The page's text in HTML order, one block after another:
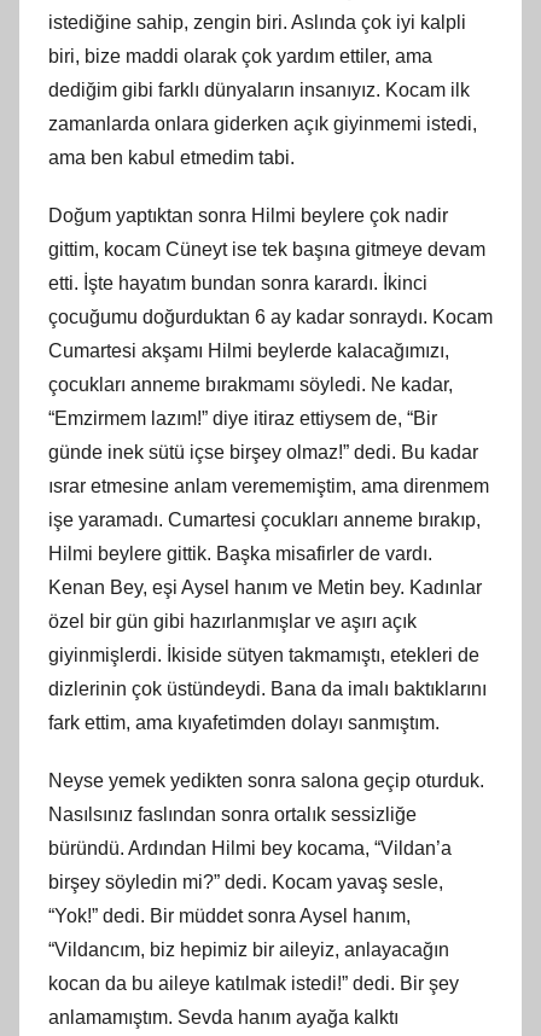
istediğine sahip, zengin biri. Aslında çok iyi kalpli
biri, bize maddi olarak çok yardım ettiler, ama
dediğim gibi farklı dünyaların insanıyız. Kocam ilk
zamanlarda onlara giderken açık giyinmemi istedi,
ama ben kabul etmedim tabi.
Doğum yaptıktan sonra Hilmi beylere çok nadir
gittim, kocam Cüneyt ise tek başına gitmeye devam
etti. İşte hayatım bundan sonra karardı. İkinci
çocuğumu doğurduktan 6 ay kadar sonraydı. Kocam
Cumartesi akşamı Hilmi beylerde kalacağımızı,
çocukları anneme bırakmamı söyledi. Ne kadar,
“Emzirmem lazım!” diye itiraz ettiysem de, “Bir
günde inek sütü içse birşey olmaz!” dedi. Bu kadar
ısrar etmesine anlam verememiştim, ama direnmem
işe yaramadı. Cumartesi çocukları anneme bırakıp,
Hilmi beylere gittik. Başka misafirler de vardı.
Kenan Bey, eşi Aysel hanım ve Metin bey. Kadınlar
özel bir gün gibi hazırlanmışlar ve aşırı açık
giyinmişlerdi. İkiside sütyen takmamıştı, etekleri de
dizlerinin çok üstündeydi. Bana da imalı baktıklarını
fark ettim, ama kıyafetimden dolayı sanmıştım.
Neyse yemek yedikten sonra salona geçip oturduk.
Nasılsınız faslından sonra ortalık sessizliğe
büründü. Ardından Hilmi bey kocama, “Vildan’a
birşey söyledin mi?” dedi. Kocam yavaş sesle,
“Yok!” dedi. Bir müddet sonra Aysel hanım,
“Vildancım, biz hepimiz bir aileyiz, anlayacağın
kocan da bu aileye katılmak istedi!” dedi. Bir şey
anlamamıştım. Sevda hanım ayağa kalktı